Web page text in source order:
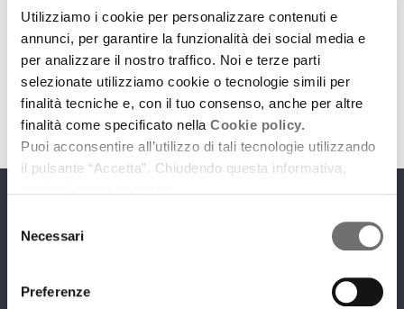
Utilizziamo i cookie per personalizzare contenuti e
annunci, per garantire la funzionalità dei social media e
per analizzare il nostro traffico. Noi e terze parti
selezionate utilizziamo cookie o tecnologie simili per
finalità tecniche e, con il tuo consenso, anche per altre
finalità come specificato nella Cookie policy.
Puoi acconsentire all’utilizzo di tali tecnologie utilizzando
il pulsante “Accetta”. Chiudendo questa informativa,
delNecessari
Preferenze
10 gennaio 2011
da Magazzini Sonori
Ascolta downloadPodcast